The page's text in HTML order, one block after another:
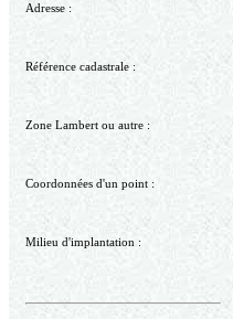
Adresse :
Référence cadastrale :
Zone Lambert ou autre :
Coordonnées d'un point :
Milieu d'implantation :